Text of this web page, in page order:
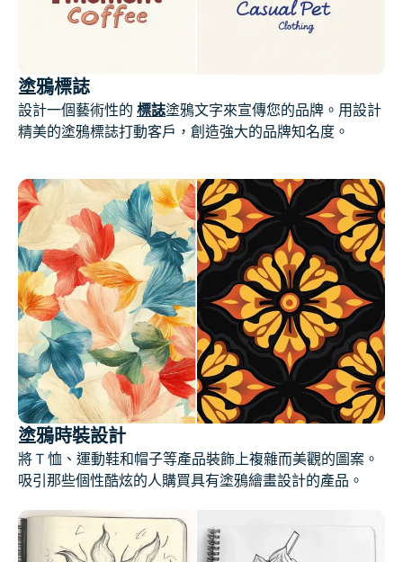
塗鴉標誌
設計一個藝術性的 標誌塗鴉文字來宣傳您的品牌。用設計
精美的塗鴉標誌打動客戶，創造強大的品牌知名度。
塗鴉時裝設計
將 T 恤、運動鞋和帽子等產品裝飾上複雜而美觀的圖案。
吸引那些個性酷炫的人購買具有塗鴉繪畫設計的產品。